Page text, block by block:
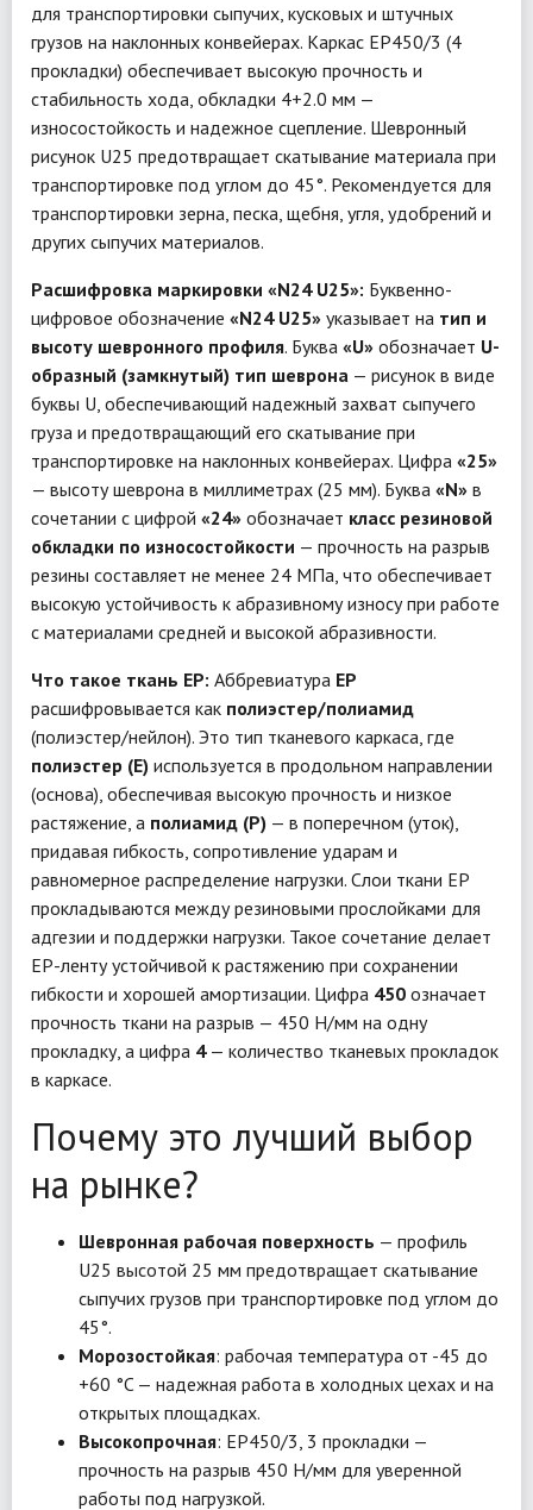
для транспортировки сыпучих, кусковых и штучных
грузов на наклонных конвейерах. Каркас EP450/3 (4
прокладки) обеспечивает высокую прочность и
стабильность хода, обкладки 4+2.0 мм —
износостойкость и надежное сцепление. Шевронный
рисунок U25 предотвращает скатывание материала при
транспортировке под углом до 45°. Рекомендуется для
транспортировки зерна, песка, щебня, угля, удобрений и
других сыпучих материалов.
Расшифровка маркировки «N24 U25»: Буквенно-
цифровое обозначение «N24 U25» указывает на тип и
высоту шевронного профиля. Буква «U» обозначает U-
образный (замкнутый) тип шеврона — рисунок в виде
буквы U, обеспечивающий надежный захват сыпучего
груза и предотвращающий его скатывание при
транспортировке на наклонных конвейерах. Цифра «25»
— высоту шеврона в миллиметрах (25 мм). Буква «N» в
сочетании с цифрой «24» обозначает класс резиновой
обкладки по износостойкости — прочность на разрыв
резины составляет не менее 24 МПа, что обеспечивает
высокую устойчивость к абразивному износу при работе
с материалами средней и высокой абразивности.
Что такое ткань EP: Аббревиатура EP
расшифровывается как полиэстер/полиамид
(полиэстер/нейлон). Это тип тканевого каркаса, где
полиэстер (E) используется в продольном направлении
(основа), обеспечивая высокую прочность и низкое
растяжение, а полиамид (P) — в поперечном (уток),
придавая гибкость, сопротивление ударам и
равномерное распределение нагрузки. Слои ткани EP
прокладываются между резиновыми прослойками для
адгезии и поддержки нагрузки. Такое сочетание делает
EP-ленту устойчивой к растяжению при сохранении
гибкости и хорошей амортизации. Цифра 450 означает
прочность ткани на разрыв — 450 Н/мм на одну
прокладку, а цифра 4— количество тканевых прокладок
в каркасе.
Почему это лучший выбор
на рынке?
Шевронная рабочая поверхность — профиль
U25 высотой 25 мм предотвращает скатывание
сыпучих грузов при транспортировке под углом до
45°.
Морозостойкая: рабочая температура от -45 до
+60 °C — надежная работа в холодных цехах и на
открытых площадках.
Высокопрочная: EP450/3, 3 прокладки —
прочность на разрыв 450 Н/мм для уверенной
работы под нагрузкой.